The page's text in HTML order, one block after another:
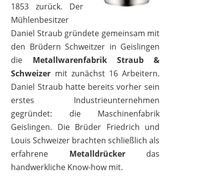
WMF
1853 zurück. Der
Mühlenbesitzer
Daniel Straub gründete gemeinsam mit
den Brüdern Schweitzer in Geislingen
die Metallwarenfabrik Straub &
Schweizer mit zunächst 16 Arbeitern.
Daniel Straub hatte bereits vorher sein
erstes Industrieunternehmen
gegründet: die Maschinenfabrik
Geislingen. Die Brüder Friedrich und
Louis Schweizer brachten schließlich als
erfahrene Metalldrückerdas
handwerkliche Know-how mit.